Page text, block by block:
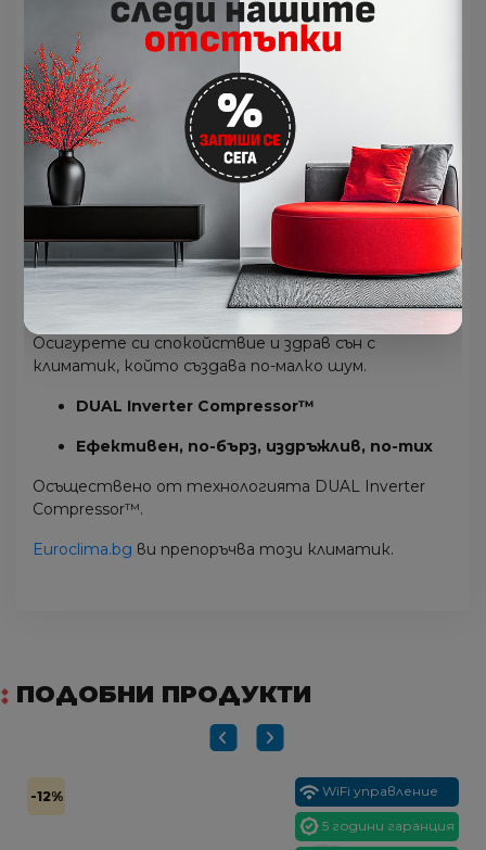
Стилен ARTCOOL дизайн
Внесете повече естетика в дома си
благодарение на огледалното стъкло на
ARTCOOL, което отразява заобикалящата го
среда.
По-бързо охлаждане, по-бърз комфорт
По-бързо и комфортно охлаждане с LG DUAL
Inverter Compressor™.
Добрата работа е тази, която не се
Осигурете си спокойствие и здрав сън с
климатик, който създава по-малко шум.
DUAL Inverter Compressor™
Ефективен, по-бърз, издръжлив, по-тих
Осъществено от технологията DUAL Inverter
Compressor™.
Euroclima.bg ви препоръчва този климатик.
ПОДОБНИ ПРОДУКТИ
-12% WiFi управление
5 години гаранция